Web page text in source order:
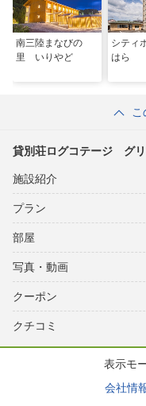
南三陸まなびの
里 いりやど
シティ
はら
貸別荘ログコテージ グ
施設紹介
プラン
部屋
写真・動画
クーポン
クチコミ
表示モ
会社情